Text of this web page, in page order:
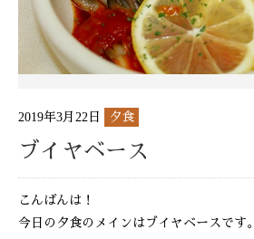
2019年3月22日 夕食
ブイヤベース
こんばんは！
今日の夕食のメインはブイヤベースです。